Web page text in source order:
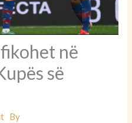
në
së
By